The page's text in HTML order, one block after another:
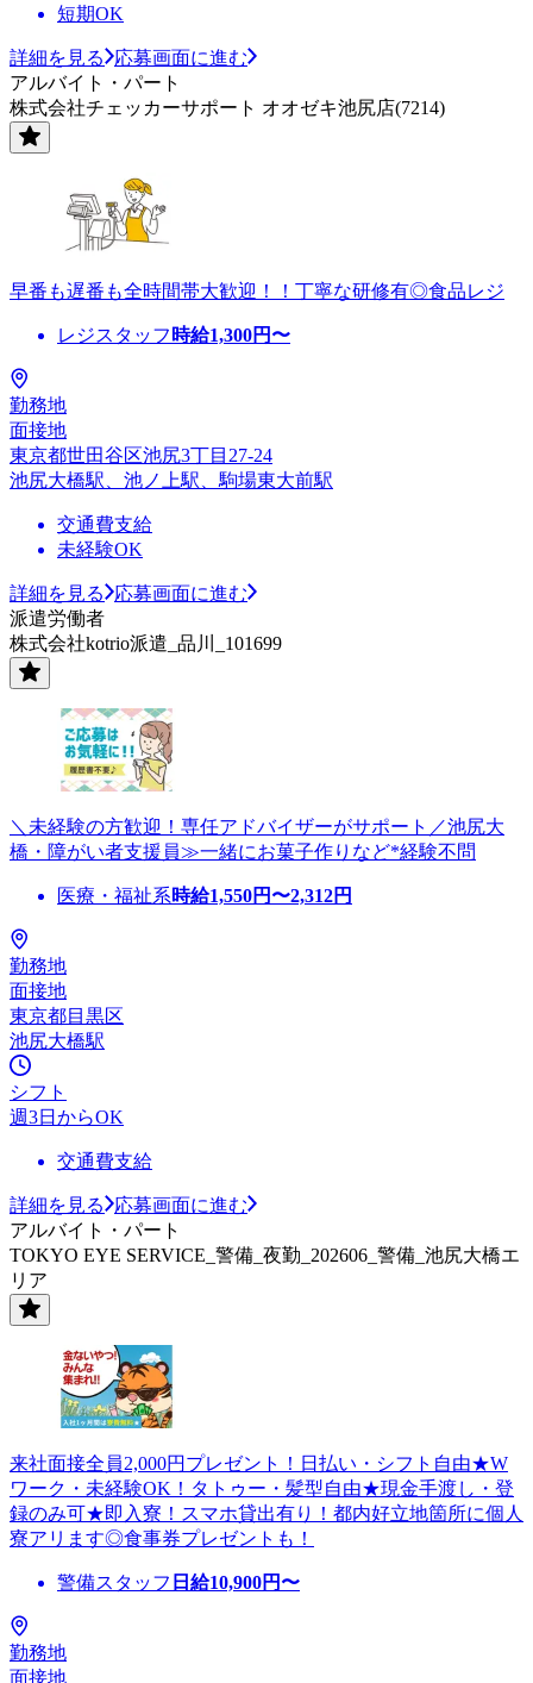
短期OK
詳細を見る
応募画面に進む
アルバイト・パート
株式会社チェッカーサポート オオゼキ池尻店(7214)
早番も遅番も全時間帯大歓迎！！丁寧な研修有◎食品レジ
レジスタッフ 時給1,300円〜
勤務地
面接地
東京都世田谷区池尻3丁目27-24
池尻大橋駅、池ノ上駅、駒場東大前駅
交通費支給
未経験OK
詳細を見る
応募画面に進む
派遣労働者
株式会社kotrio派遣_品川_101699
＼未経験の方歓迎！専任アドバイザーがサポート／池尻大
橋・障がい者支援員≫一緒にお菓子作りなど*経験不問
医療・福祉系時給1,550円〜2,312円
勤務地
面接地
東京都目黒区
池尻大橋駅
シフト
週3日からOK
交通費支給
詳細を見る
応募画面に進む
アルバイト・パート
TOKYO EYE SERVICE_警備_夜勤_202606_警備_池尻大橋エ
リア
来社面接全員2,000円プレゼント！日払い・シフト自由★W
ワーク・未経験OK！タトゥー・髪型自由★現金手渡し・登
録のみ可★即入寮！スマホ貸出有り！都内好立地箇所に個人
寮アリます◎食事券プレゼントも！
警備スタッフ 日給10,900円〜
勤務地
面接地